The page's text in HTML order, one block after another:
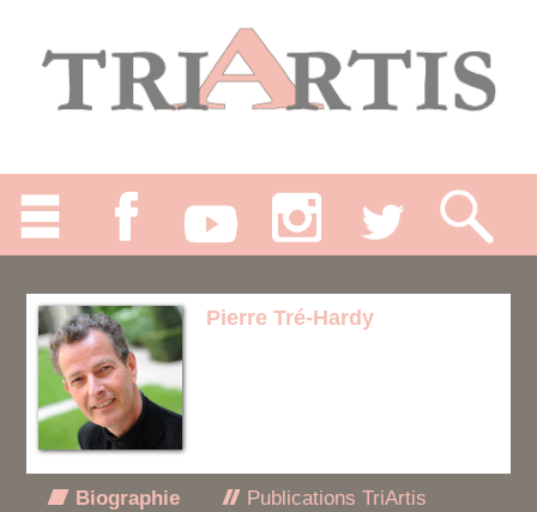
Pierre Tré-Hardy
Biographie
Publications TriArtis